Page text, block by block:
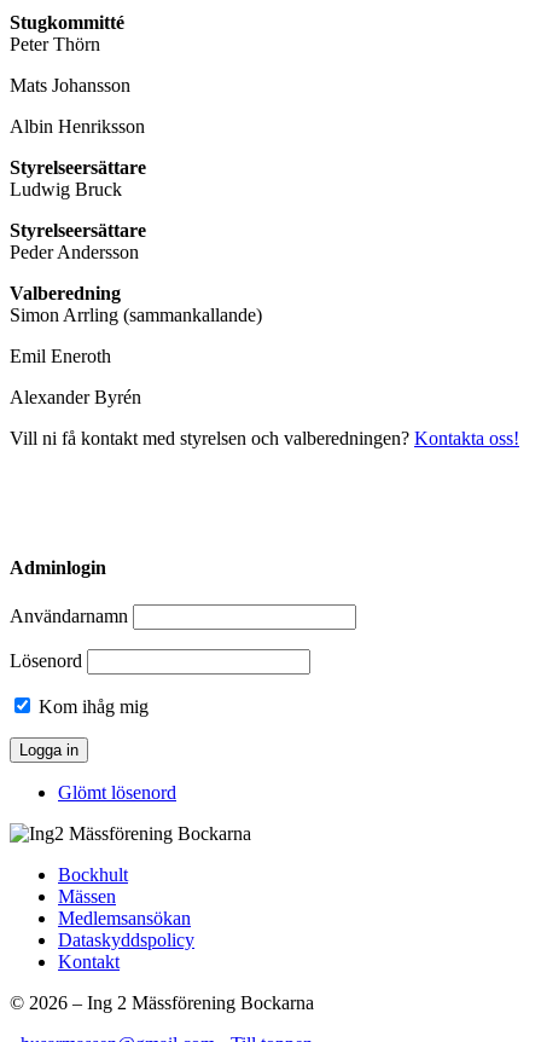
Stugkommitté
Peter Thörn
Mats Johansson
Albin Henriksson
Styrelseersättare
Ludwig Bruck
Styrelseersättare
Peder Andersson
Valberedning
Simon Arrling (sammankallande)
Emil Eneroth
Alexander Byrén
Vill ni få kontakt med styrelsen och valberedningen? Kontakta oss!
Adminlogin
Användarnamn
Lösenord
Kom ihåg mig
Glömt lösenord
Bockhult
Mässen
Medlemsansökan
Dataskyddspolicy
Kontakt
© 2026 – Ing 2 Mässförening Bockarna